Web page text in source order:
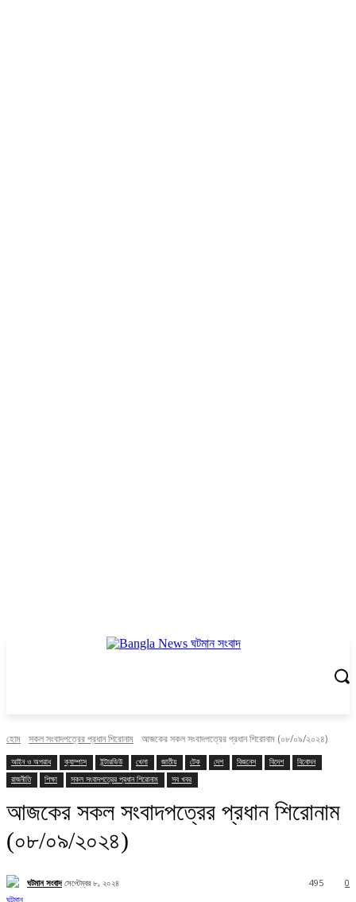
হোম সকল সংবাদপত্রের প্রধান শিরোনাম আজকের সকল সংবাদপত্রের প্রধান শিরোনাম (০৮/০৯/২০২৪)
আইন ও অপরাধ ক্যাম্পাস ইন্টারভিউ খেলা জাতীয় টেক দেশ বিজনেস বিদেশ
বিনোদন
রাজনীতি
শিক্ষা সকল সংবাদপত্রের প্রধান শিরোনাম সব খবর
আজকের সকল সংবাদপত্রের প্রধান শিরোনাম
(০৮/০৯/২০২৪)
ঘটমান সংবাদ সেপ্টেম্বর ৮, ২০২৪ 0
495